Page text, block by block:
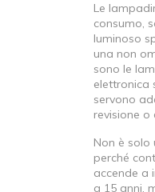
Le
consumo,
luminoso
una non
sono le
elettronica
servono
revisione
Non è solo
perché
accende a
a 15 anni,